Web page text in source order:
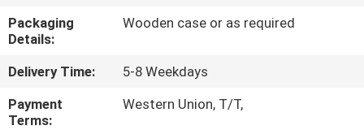
TOUR
QUALITÄTSKONTROLLE
Packaging
Details:
Wooden case or as required
Delivery Time:
5-8 Weekdays
Payment
Terms:
Western Union, T/T,